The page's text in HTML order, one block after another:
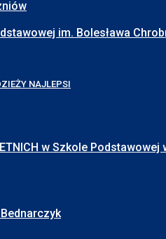
im. Bolesława
NAJLEPSI
w Szkole